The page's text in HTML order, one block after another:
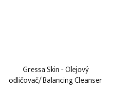
Gressa Skin - Olejový
odličovač/ Balancing Cleanser